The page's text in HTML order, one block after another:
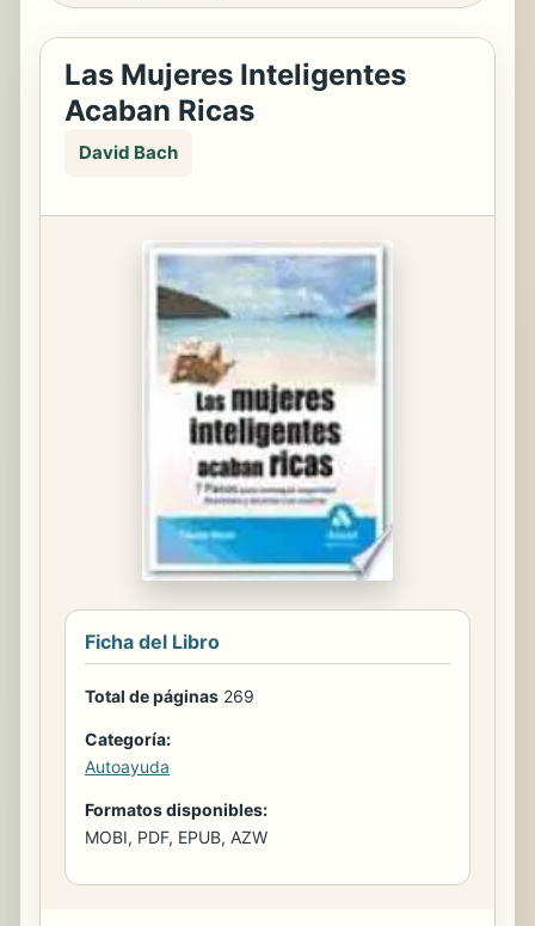
Las Mujeres Inteligentes
Acaban Ricas
David Bach
Ficha del Libro
Total de páginas 269
Categoría:
Autoayuda
Formatos disponibles:
MOBI, PDF, EPUB, AZW